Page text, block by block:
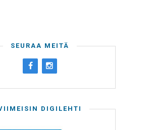
SEURAA MEITÄ
DIGILEHTI